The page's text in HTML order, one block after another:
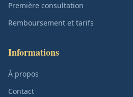
Première consultation
Remboursement et tarifs
Informations
À propos
Contact